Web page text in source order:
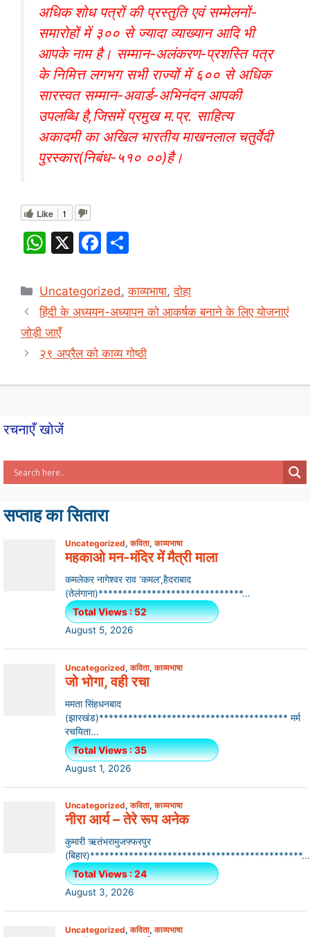
अधिक शोध पत्रों की प्रस्तुति एवं सम्मेलनों-
समारोहों में ३०० से ज्यादा व्याख्यान आदि भी
आपके नाम है। सम्मान-अलंकरण-प्रशस्ति पत्र
के निमित्त लगभग सभी राज्यों में ६०० से अधिक
सारस्वत सम्मान-अवार्ड-अभिनंदन आपकी
उपलब्धि है,जिसमें प्रमुख म.प्र. साहित्य
अकादमी का अखिल भारतीय माखनलाल चतुर्वेदी
पुरस्कार(निबंध-५१० ००)है।
Like 1
W
at
s
A
p
X
F
c
e
o
ar
e
Categories
Uncategorized,काव्यभाषा,दोहा
हिंदी के अध्ययन-अध्यापन को आकर्षक बनाने के लिए योजनाएं
जोड़ी जाएँ
२९ अप्रैल को काव्य गोष्ठी
रचनाएँ खोजें
सप्ताह का सितारा